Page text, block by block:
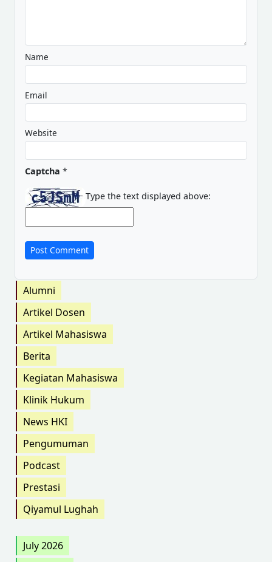
Name
Email
Website
Captcha *
Type the text displayed above:
Alumni
Artikel Dosen
Artikel Mahasiswa
Berita
Kegiatan Mahasiswa
Klinik Hukum
News HKI
Pengumuman
Podcast
Prestasi
Qiyamul Lughah
July 2026